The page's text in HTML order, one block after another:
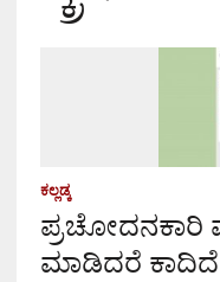
ಕಲ್ಲಡ್ಕ
ಪ್ರಚೋದನಕಾರಿ
ಮಾಡಿದರೆ ಕಾದಿದೆ